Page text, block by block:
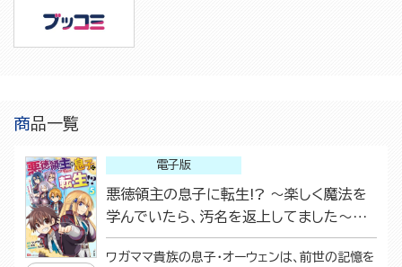
商品一覧
電子版
悪徳領主の息子に転生!? ～楽しく魔法を
学んでいたら、汚名を返上してました～
（5）
ワガママ貴族の息子・オーウェンは、前世の記憶を